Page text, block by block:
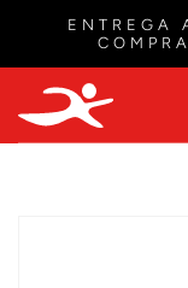
ENTREGA